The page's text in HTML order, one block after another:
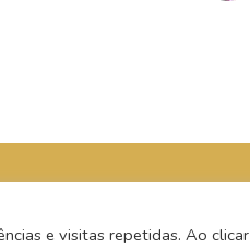
e visitas repetidas. Ao clicar